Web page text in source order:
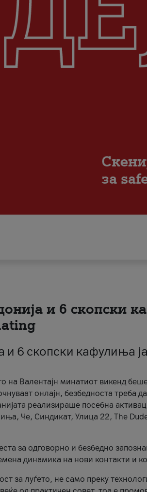
и 6 скопски
и 6 скопски кафулиња
на Валентајн минатиот викенд
онлајн, безбедноста треба
реализираше посебна
Че, Синдикат, Улица 22, The
за одговорно и безбедно
динамика на нови контакти и
за луѓето, не само преку